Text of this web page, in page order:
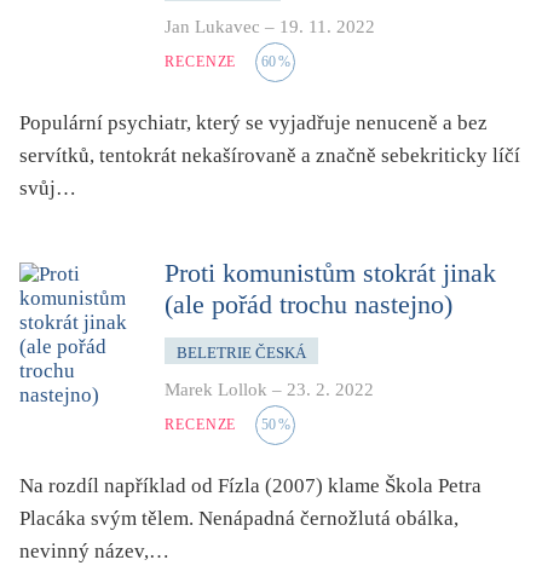
Jan Lukavec – 19. 11. 2022
RECENZE 60%
Populární psychiatr, který se vyjadřuje nenuceně a bez
servítků, tentokrát nekašírovaně a značně sebekriticky líčí
svůj…
Proti komunistům stokrát jinak
(ale pořád trochu nastejno)
BELETRIE ČESKÁ
Marek Lollok – 23. 2. 2022
RECENZE 50%
Na rozdíl například od Fízla (2007) klame Škola Petra
Placáka svým tělem. Nenápadná černožlutá obálka,
nevinný název,…